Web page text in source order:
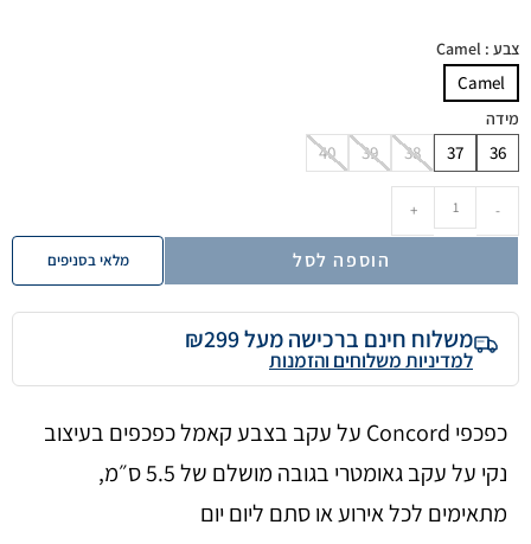
צבע : Camel
Camel
מידה
36
37
38
39
40
-
+
הוספה לסל מלאי בסניפים
משלוח חינם ברכישה מעל ₪299
למדיניות משלוחים והזמנות
כפכפי Concord על עקב בצבע קאמל כפכפים בעיצוב
נקי על עקב גאומטרי בגובה מושלם של 5.5 ס״מ,
מתאימים לכל אירוע או סתם ליום יום